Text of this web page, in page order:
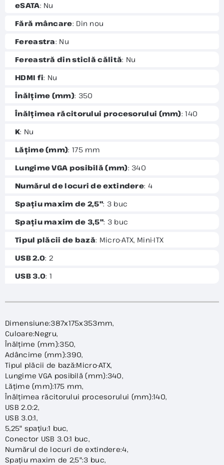
eSATA: Nu
Fără mâncare: Din nou
Fereastra: Nu
Fereastră din sticlă călită: Nu
HDMI fi: Nu
Înălțime (mm): 350
Înălțimea răcitorului procesorului (mm): 140
K: Nu
Lățime (mm): 175 mm
Lungime VGA posibilă (mm): 340
Numărul de locuri de extindere: 4
Spațiu maxim de 2,5": 3 buc
Spațiu maxim de 3,5": 3 buc
Tipul plăcii de bază: Micro-ATX, Mini-ITX
USB 2.0: 2
USB 3.0: 1
Dimensiune:387x175x353mm,
Culoare:Negru,
Înălțime (mm):350,
Adâncime (mm):390,
Tipul plăcii de bază:Micro-ATX,
Lungime VGA posibilă (mm):340,
Lățime (mm):175 mm,
Înălțimea răcitorului procesorului (mm):140,
USB 2.0:2,
USB 3.0:1,
5,25" spațiu:1 buc,
Conector USB 3.0:1 buc,
Numărul de locuri de extindere:4,
Spațiu maxim de 2,5":3 buc,